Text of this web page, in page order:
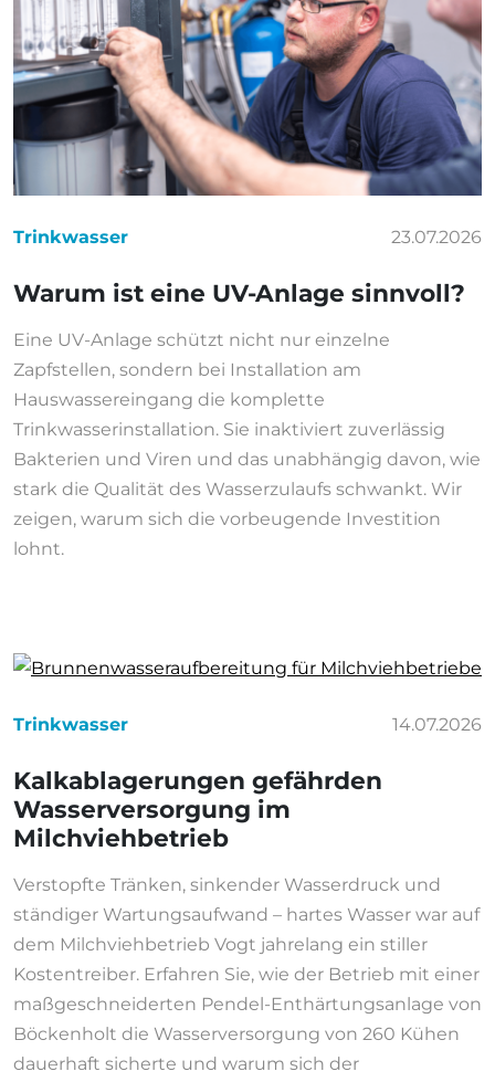
Trinkwasser 23.07.2026
Warum ist eine UV-Anlage sinnvoll?
Eine UV-Anlage schützt nicht nur einzelne
Zapfstellen, sondern bei Installation am
Hauswassereingang die komplette
Trinkwasserinstallation. Sie inaktiviert zuverlässig
Bakterien und Viren und das unabhängig davon, wie
stark die Qualität des Wasserzulaufs schwankt. Wir
zeigen, warum sich die vorbeugende Investition
lohnt.
Trinkwasser 14.07.2026
Kalkablagerungen gefährden
Wasserversorgung im
Milchviehbetrieb
Verstopfte Tränken, sinkender Wasserdruck und
ständiger Wartungsaufwand – hartes Wasser war auf
dem Milchviehbetrieb Vogt jahrelang ein stiller
Kostentreiber. Erfahren Sie, wie der Betrieb mit einer
maßgeschneiderten Pendel-Enthärtungsanlage von
Böckenholt die Wasserversorgung von 260 Kühen
dauerhaft sicherte und warum sich der